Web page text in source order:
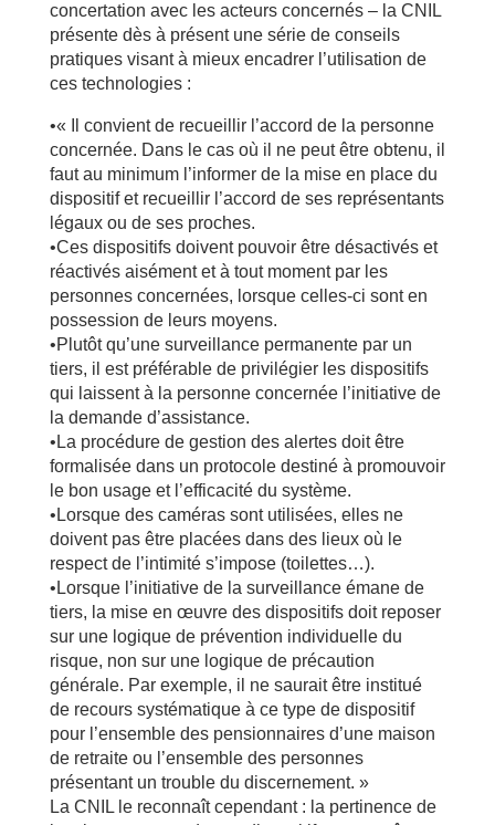
concertation avec les acteurs concernés – la CNIL
présente dès à présent une série de conseils
pratiques visant à mieux encadrer l’utilisation de
ces technologies :
•« Il convient de recueillir l’accord de la personne
concernée. Dans le cas où il ne peut être obtenu, il
faut au minimum l’informer de la mise en place du
dispositif et recueillir l’accord de ses représentants
légaux ou de ses proches.
•Ces dispositifs doivent pouvoir être désactivés et
réactivés aisément et à tout moment par les
personnes concernées, lorsque celles-ci sont en
possession de leurs moyens.
•Plutôt qu’une surveillance permanente par un
tiers, il est préférable de privilégier les dispositifs
qui laissent à la personne concernée l’initiative de
la demande d’assistance.
•La procédure de gestion des alertes doit être
formalisée dans un protocole destiné à promouvoir
le bon usage et l’efficacité du système.
•Lorsque des caméras sont utilisées, elles ne
doivent pas être placées dans des lieux où le
respect de l’intimité s’impose (toilettes…).
•Lorsque l’initiative de la surveillance émane de
tiers, la mise en œuvre des dispositifs doit reposer
sur une logique de prévention individuelle du
risque, non sur une logique de précaution
générale. Par exemple, il ne saurait être institué
de recours systématique à ce type de dispositif
pour l’ensemble des pensionnaires d’une maison
de retraite ou l’ensemble des personnes
présentant un trouble du discernement. »
La CNIL le reconnaît cependant : la pertinence de